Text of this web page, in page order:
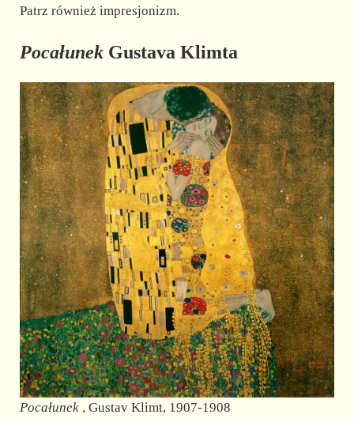
Patrz również impresjonizm.
PocałunekGustava Klimta
Pocałunek, Gustav Klimt, 1907-1908